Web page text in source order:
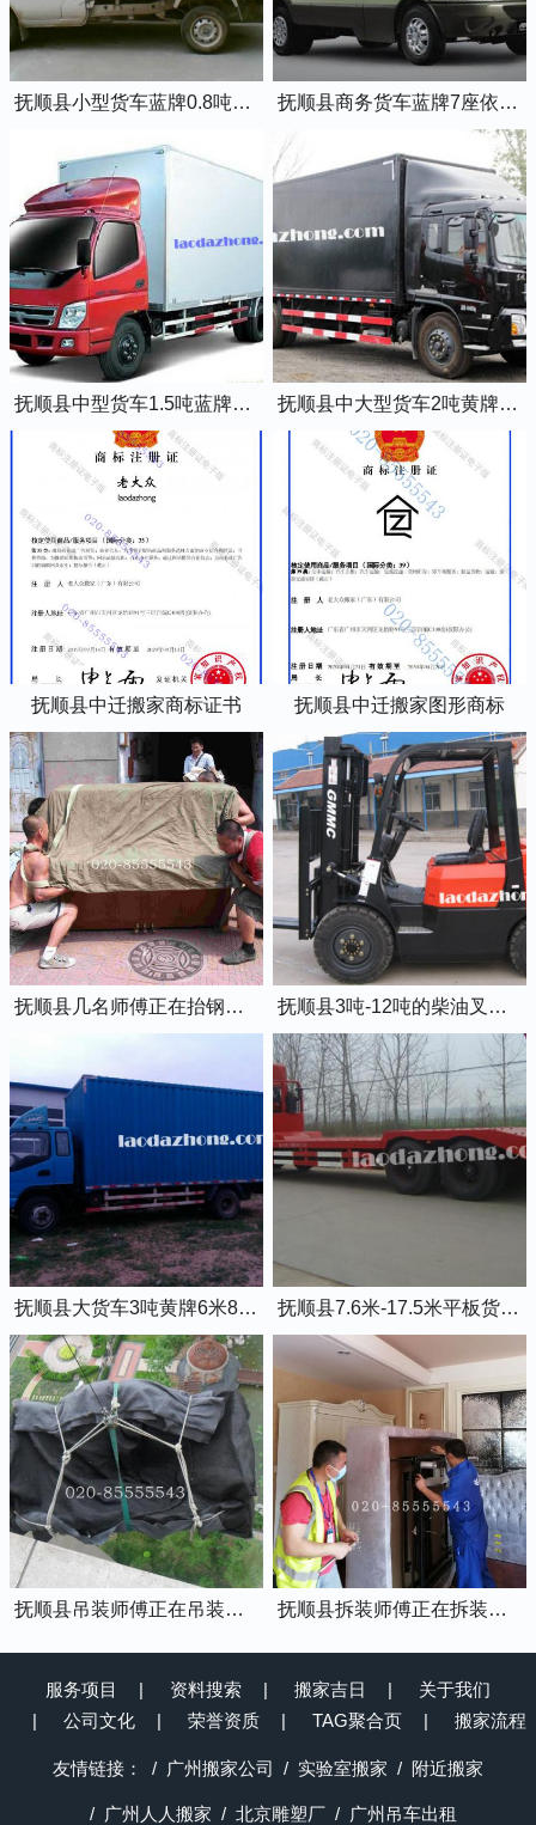
抚顺县小型货车蓝牌0.8吨小卡车 抚顺县商务货车蓝牌7座依维柯全顺车
抚顺县中型货车1.5吨蓝牌4米2厢式货车 抚顺县中大型货车2吨黄牌5米2厢式货车
抚顺县中迁搬家商标证书 抚顺县中迁搬家图形商标
抚顺县几名师傅正在抬钢琴上楼 抚顺县3吨-12吨的柴油叉车出租
抚顺县大货车3吨黄牌6米8的厢式货车 抚顺县7.6米-17.5米平板货车出租
抚顺县吊装师傅正在吊装物品上楼 抚顺县拆装师傅正在拆装家具
服务项目 资料搜索 搬家吉日
关于我们
公司文化
荣誉资质 TAG聚合页 搬家流程
友情链接： 广州搬家公司 实验室搬家 附近搬家
广州人人搬家 北京雕塑厂 广州吊车出租